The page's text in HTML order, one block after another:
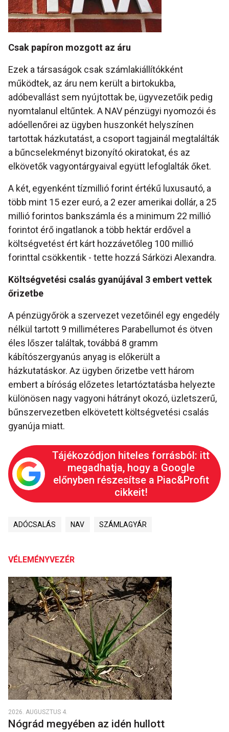
Csak papíron mozgott az áru
Ezek a társaságok csak számlakiállítókként
működtek, az áru nem került a birtokukba,
adóbevallást sem nyújtottak be, ügyvezetőik pedig
nyomtalanul eltűntek. A NAV pénzügyi nyomozói és
adóellenőrei az ügyben huszonkét helyszínen
tartottak házkutatást, a csoport tagjainál megtalálták
a bűncselekményt bizonyító okiratokat, és az
elkövetők vagyontárgyaival együtt lefoglalták őket.
A két, egyenként tízmillió forint értékű luxusautó, a
több mint 15 ezer euró, a 2 ezer amerikai dollár, a 25
millió forintos bankszámla és a minimum 22 millió
forintot érő ingatlanok a több hektár erdővel a
költségvetést ért kárt hozzávetőleg 100 millió
forinttal csökkentik - tette hozzá Sárközi Alexandra.
Költségvetési csalás gyanújával 3 embert vettek
őrizetbe
A pénzügyőrök a szervezet vezetőinél egy engedély
nélkül tartott 9 milliméteres Parabellumot és ötven
éles lőszer találtak, továbbá 8 gramm
kábítószergyanús anyag is előkerült a
házkutatáskor. Az ügyben őrizetbe vett három
embert a bíróság előzetes letartóztatásba helyezte
különösen nagy vagyoni hátrányt okozó, üzletszerű,
bűnszervezetben elkövetett költségvetési csalás
gyanúja miatt.
Tájékozódjon hiteles forrásból: itt
megadhatja, hogy a Google
előnyben részesítse a Piac&Profit
cikkeit!
ADÓCSALÁS NAV SZÁMLAGYÁR
VÉLEMÉNYVEZÉR
2026. AUGUSZTUS 4.
Nógrád megyében az idén hullott